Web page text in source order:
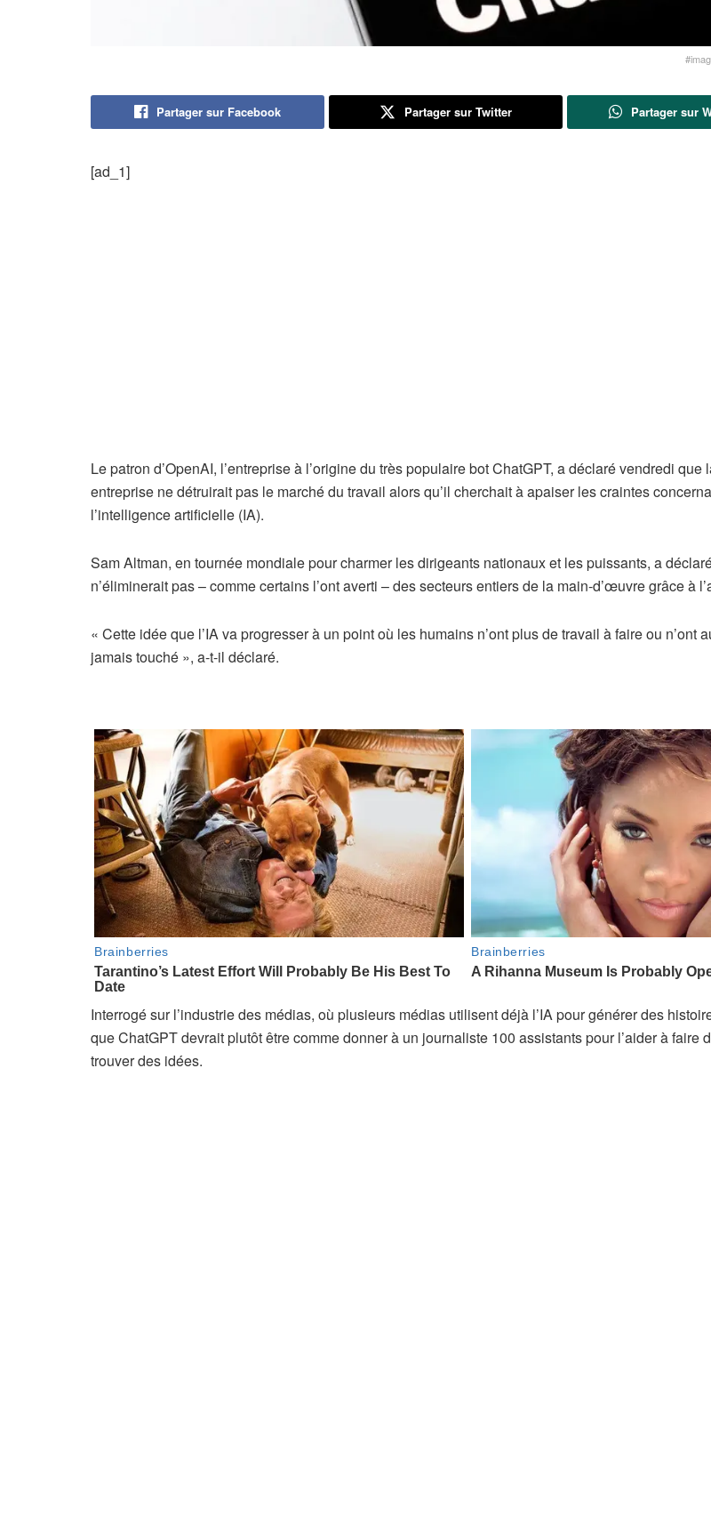
Partager sur Facebook Partager sur Twitter Partager sur
[ad_1]
Le patron d’OpenAI, l’entreprise à l’origine du très populaire bot ChatGPT, a déclaré vendredi
entreprise ne détruirait pas le marché du travail alors qu’il cherchait à apaiser les craintes
l’intelligence artificielle (IA).
Sam Altman, en tournée mondiale pour charmer les dirigeants nationaux et les puissants, a
n’éliminerait pas – comme certains l’ont averti – des secteurs entiers de la main-d’œuvre grâce à
« Cette idée que l’IA va progresser à un point où les humains n’ont plus de travail à faire ou n’ont
jamais touché », a-t-il déclaré.
Interrogé sur l’industrie des médias, où plusieurs médias utilisent déjà l’IA pour générer des
que ChatGPT devrait plutôt être comme donner à un journaliste 100 assistants pour l’aider à faire
trouver des idées.